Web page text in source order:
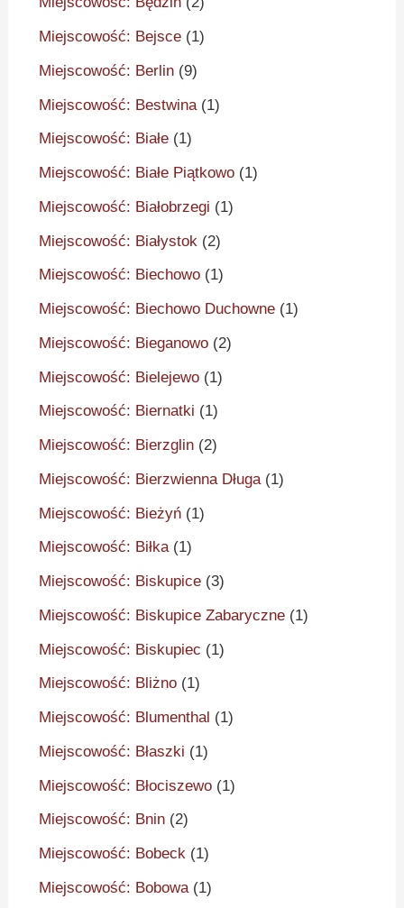
Miejscowość: Bejsce (1)
Miejscowość: Berlin (9)
Miejscowość: Bestwina (1)
Miejscowość: Białe (1)
Miejscowość: Białe Piątkowo (1)
Miejscowość: Białobrzegi (1)
Miejscowość: Białystok (2)
Miejscowość: Biechowo (1)
Miejscowość: Biechowo Duchowne (1)
Miejscowość: Bieganowo (2)
Miejscowość: Bielejewo (1)
Miejscowość: Biernatki (1)
Miejscowość: Bierzglin (2)
Miejscowość: Bierzwienna Długa (1)
Miejscowość: Bieżyń (1)
Miejscowość: Biłka(1)
Miejscowość: Biskupice (3)
Miejscowość: Biskupice Zabaryczne (1)
Miejscowość: Biskupiec (1)
Miejscowość: Bliżno (1)
Miejscowość: Blumenthal (1)
Miejscowość: Błaszki (1)
Miejscowość: Błociszewo (1)
Miejscowość: Bnin (2)
Miejscowość: Bobeck (1)
Miejscowość: Bobowa (1)